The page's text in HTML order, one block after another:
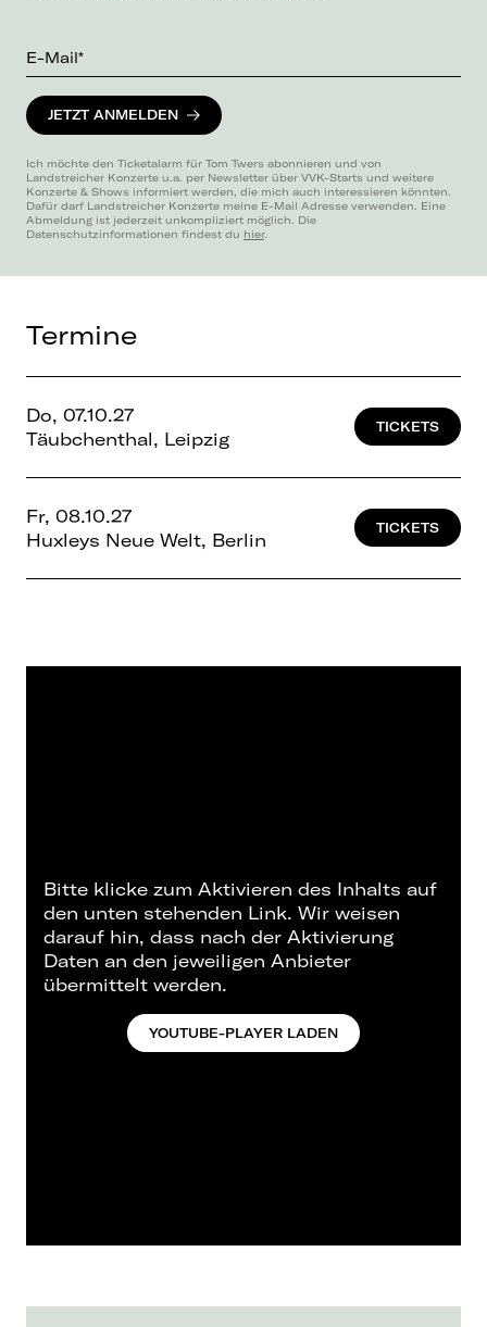
E-Mail*
JETZT ANMELDEN
Ich möchte den Ticketalarm für Tom Twers abonnieren und von
Landstreicher Konzerte u.a. per Newsletter über VVK-Starts und weitere
Konzerte & Shows informiert werden, die mich auch interessieren könnten.
Dafür darf Landstreicher Konzerte meine E-Mail Adresse verwenden. Eine
Abmeldung ist jederzeit unkompliziert möglich. Die
Datenschutzinformationen findest du hier.
Termine
Do, 07.10.27
Täubchenthal, Leipzig
TICKETS
Fr, 08.10.27
Huxleys Neue Welt, Berlin
TICKETS
Bitte klicke zum Aktivieren des Inhalts auf
den unten stehenden Link. Wir weisen
darauf hin, dass nach der Aktivierung
Daten an den jeweiligen Anbieter
übermittelt werden.
YOUTUBE-PLAYER LADEN